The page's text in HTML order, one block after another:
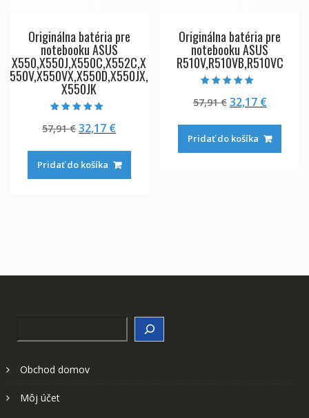
Originálna batéria pre
notebooku ASUS
X550,X550J,X550C,X552C,X
550V,X550VX,X550D,X550JX,
X550JK
5.00
z 5
57,91€Pôvodná
bola:
57,91 €.
32,17 €Aktuálna
je:
32,17 €.
Pridať do košíka
Originálna batéria pre
notebooku ASUS
R510V,R510VB,R510VC
5.00
z 5
57,91€ Pôvodná
bola:
57,91 €.
32,17 €
je:
32,17 €.
Pridať do košíka
Obchod domov
Môj účet